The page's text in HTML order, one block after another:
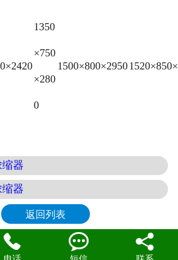
1350
×750
×280
0
1500×800×2950
器
器
返回列表
  